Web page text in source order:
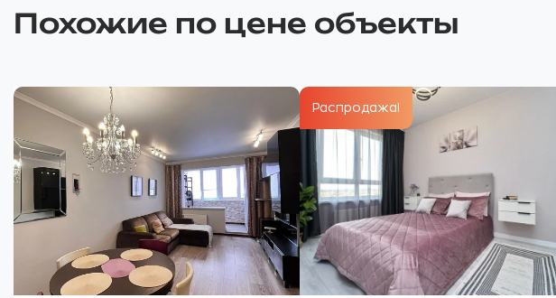
Похожие по цене объекты
Распродажа!